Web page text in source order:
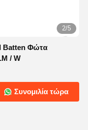
2/5
Batten Φώτα
/ W
Συνομιλία τώρα